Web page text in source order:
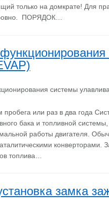
только на домкрате! Для
ПОРЯДОК…
пробега или раз в два года
бака и топливной
работы двигателя.
топлива…
замка